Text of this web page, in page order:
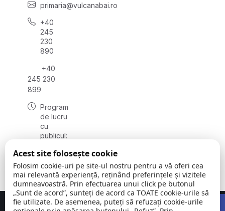
primaria@vulcanabai.ro
+40
245
230
890
+40
245 230
899
Program
de lucru
cu
publicul:
vineri
08:00 –
16:30
Concept realizat deBig Media Relații Publice SRL
Acest site folosește cookie
Folosim cookie-uri pe site-ul nostru pentru a vă oferi cea
mai relevantă experiență, reținând preferințele și vizitele
dumneavoastră. Prin efectuarea unui click pe butonul
„Sunt de acord”, sunteți de acord ca TOATE cookie-urile să
fie utilizate. De asemenea, puteți să refuzați cookie-urile